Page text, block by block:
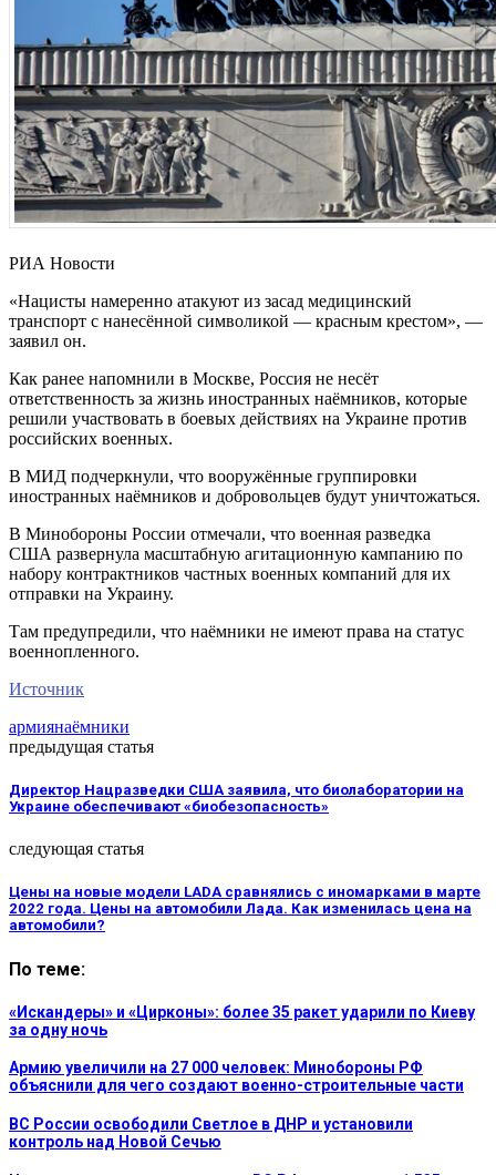
РИА Новости
«Нацисты намеренно атакуют из засад медицинский
транспорт с нанесённой символикой — красным крестом», —
заявил он.
Как ранее напомнили в Москве, Россия не несёт
ответственность за жизнь иностранных наёмников, которые
решили участвовать в боевых действиях на Украине против
российских военных.
В МИД подчеркнули, что вооружённые группировки
иностранных наёмников и добровольцев будут уничтожаться.
В Минобороны России отмечали, что военная разведка
США развернула масштабную агитационную кампанию по
набору контрактников частных военных компаний для их
отправки на Украину.
Там предупредили, что наёмники не имеют права на статус
военнопленного.
Источник
армиянаёмники
предыдущая статья
Директор Нацразведки США заявила, что биолаборатории на
Украине обеспечивают «биобезопасность»
следующая статья
Цены на новые модели LADA сравнялись с иномарками в марте
2022 года. Цены на автомобили Лада. Как изменилась цена на
автомобили?
По теме:
«Искандеры» и «Цирконы»: более 35 ракет ударили по Киеву
за одну ночь
Армию увеличили на 27 000 человек: Минобороны РФ
объяснили для чего создают военно-строительные части
ВС России освободили Светлое в ДНР и установили
контроль над Новой Сечью